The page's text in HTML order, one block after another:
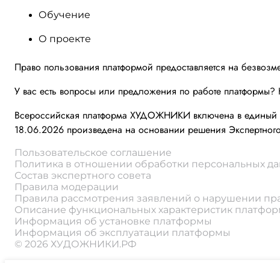
Обучение
О проекте
Право пользования платформой предоставляется на
У вас есть вопросы или предложения по работе
Всероссийская платформа ХУДОЖНИКИ включена в единый
18.06.2026 произведена на основании решения
Пользовательское соглашение
Политика в отношении обработки персональных
Состав экспертного совета
Правила модерации
Правила рассмотрения заявлений о нарушении
Описание функциональных характеристик
Информация об установке платформы
Информация об эксплуатации платформы
© 2026 ХУДОЖНИКИ.РФ